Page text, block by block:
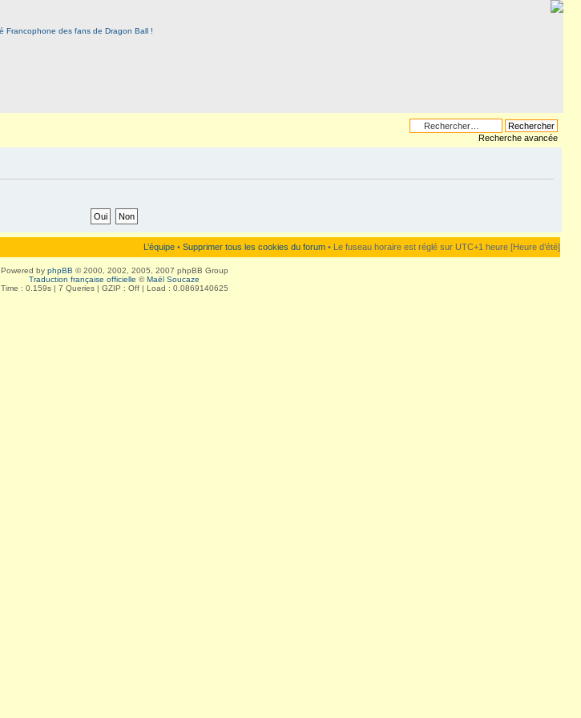
Recherche avancée
L’équipe • Supprimer tous les cookies du forum • Le fuseau horaire est réglé sur UTC+1 heure [Heure d’été]
Powered by phpBB © 2000, 2002, 2005, 2007 phpBB Group
Traduction française officielle ©Maël Soucaze
Time : 0.159s | 7 Queries | GZIP : Off | Load : 0.0869140625